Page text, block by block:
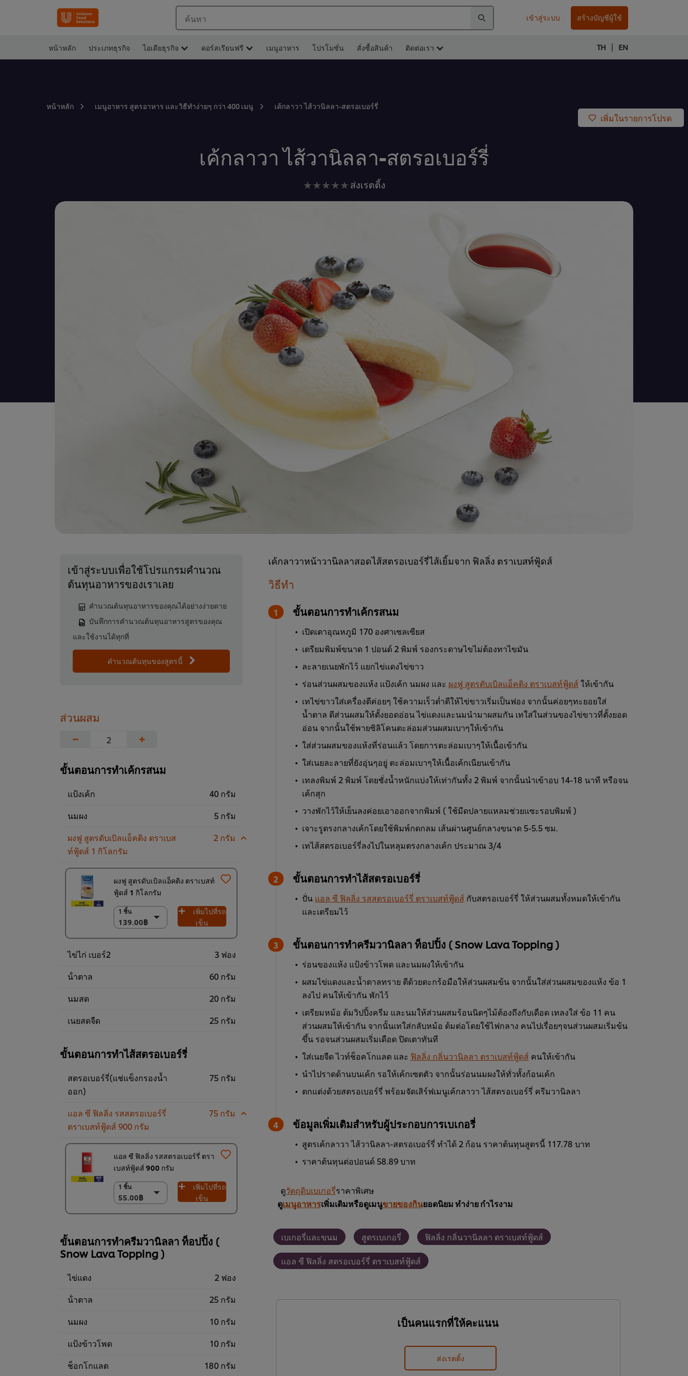
ค้นหา เข้าสู่ระบบ สร้างบัญชีผู้ใช้
หน้าหลัก ประเภทธุรกิจ ไอเดียธุรกิจ คอร์สเรียนฟรี เมนูอาหาร โปรโมชั่น สั่งซื้อสินค้า ติดต่อเรา TH | EN
หน้าหลัก เมนูอาหาร สูตรอาหาร และวิธีทำง่ายๆ กว่า 400 เมนู เค้กลาวา ไส้วานิลลา-สตรอเบอร์รี่
เพิ่มในรายการโปรด
เค้กลาวา ไส้วานิลลา-สตรอเบอร์รี่
ไม่มี
นี้
ส่งเรตติ้ง
เข้าสู่ระบบเพื่อใช้โปรแกรมคำนวณ
ต้นทุนอาหารของเราเลย
คำนวณต้นทุนอาหารของคุณได้อย่างง่ายดาย
บันทึกการคำนวณต้นทุนอาหารสูตรของคุณ
และใช้งานได้ทุกที่
คำนวณต้นทุนของสูตรนี้
ส่วนผสม
−
+
ขั้นตอนการทำเค้กรสนม
แป้งเค้ก
40 กรัม
นมผง
5 กรัม
ผงฟู สูตรดับเบิลแอ็คติง ตราเบส
ท์ฟู้ดส์ 1 กิโลกรัม
2 กรัม
ผงฟู สูตรดับเบิลแอ็คติง ตราเบสท์
ฟู้ดส์ 1 กิโลกรัม
1 ชิ้น
139.00฿
1 ชิ้น
139.00฿
เพิ่มไปที่รถ
เข็น
ไข่ไก่ เบอร์2
3 ฟอง
น้ําตาล
60 กรัม
นมสด
20 กรัม
เนยสดจืด
25 กรัม
ขั้นตอนการทำไส้สตรอเบอร์รี่
สตรอเบอร์รี่(แช่แข็งกรองน้ำ
ออก)
75 กรัม
แอล ซี ฟิลลิ่ง รสสตรอเบอร์รี่
ตราเบสท์ฟู้ดส์ 900 กรัม
75 กรัม
แอล ซี ฟิลลิ่ง รสสตรอเบอร์รี่ ตรา
เบสท์ฟู้ดส์ 900 กรัม
1 ชิ้น
55.00฿
1 ชิ้น
55.00฿
เพิ่มไปที่รถ
เข็น
ขั้นตอนการทำครีมวานิลลา ท็อปปิ้ง (
Snow Lava Topping )
ไข่แดง
2 ฟอง
น้ําตาล
25 กรัม
นมผง
10 กรัม
แป้งข้าวโพด
10 กรัม
ช็อกโกแลต
180 กรัม
เค้กลาวาหน้าวานิลลาสอดไส้สตรอเบอร์รี่ไส้เยิ้มจาก ฟิลลิ่ง ตราเบสท์ฟู้ดส์
วิธีทำ
ขั้นตอนการทำเค้กรสนม
เปิดเตาอุณหภูมิ 170 องศาเซลเซียส
เตรียมพิมพ์ขนาด 1 ปอนด์ 2 พิมพ์ รองกระดาษไขไม่ต้องทาไขมัน
ละลายเนยพักไว้ แยกไข่แดงไข่ขาว
ร่อนส่วนผสมของแห้ง แป้งเค้ก นมผง และ ผงฟู สูตรดับเบิลแอ็คติง ตราเบสท์ฟู้ดส์ ให้เข้ากัน
เทไข่ขาวใส่เครื่องตีค่อยๆ ใช้ความเร็วต่ำตีให้ไข่ขาวเริ่มเป็นฟอง จากนั้นค่อยๆทะยอยใส่
น้ำตาล ตีส่วนผสมให้ตั้งยอดอ่อน ไข่แดงและนมนำมาผสมกัน เทใส่ในส่วนของไข่ขาวที่ตั้งยอด
อ่อน จากนั้นใช้พายซิลิโคนตะล่อมส่วนผสมเบาๆให้เข้ากัน
ใส่ส่วนผสมของแห้งที่ร่อนแล้ว โดยการตะล่อมเบาๆให้เนื้อเข้ากัน
ใส่เนยละลายที่ยังอุ่นๆอยู่ ตะล่อมเบาๆให้เนื้อเค้กเนียนเข้ากัน
เทลงพิมพ์ 2 พิมพ์ โดยชั่งน้ำหนักแบ่งให้เท่ากันทั้ง 2 พิมพ์ จากนั้นนำเข้าอบ 14-18 นาที หรือจน
เค้กสุก
วางพักไว้ให้เย็นลงค่อยเอาออกจากพิมพ์ ( ใช้มีดปลายแหลมช่วยแซะรอบพิมพ์ )
เจาะรูตรงกลางเค้กโดยใช้พิมพ์กดกลม เส้นผ่านศูนย์กลางขนาด 5-5.5 ซม.
เทไส้สตรอเบอร์รี่ลงไปในหลุมตรงกลางเค้ก ประมาณ 3/4
ขั้นตอนการทำไส้สตรอเบอร์รี่
ปั่น แอล ซี ฟิลลิ่ง รสสตรอเบอร์รี่ ตราเบสท์ฟู้ดส์ กับสตรอเบอร์รี่ ให้ส่วนผสมทั้งหมดให้เข้ากัน
และเตรียมไว้
ขั้นตอนการทำครีมวานิลลา ท็อปปิ้ง ( Snow Lava Topping )
ร่อนของแห้ง แป้งข้าวโพด และนมผงให้เข้ากัน
ผสมไข่แดงและน้ำตาลทราย ตีด้วยตะกร้อมือให้ส่วนผสมข้น จากนั้นใส่ส่วนผสมของแห้ง ข้อ 1
ลงไป คนให้เข้ากัน พักไว้
เตรียมหม้อ ต้มวิปปิ้งครีม และนมให้ส่วนผสมร้อนนิดๆไม้ต้องถึงกับเดือด เทลงใส่ ข้อ 11 คน
ส่วนผสมให้เข้ากัน จากนั้นเทใส่กลับหม้อ ต้มต่อโดยใช้ไฟกลาง คนไปเรื่อยๆจนส่วนผสมเริ่มข้น
ขึ้น รอจนส่วนผสมเริ่มเดือด ปิดเตาทันที
ใส่เนยจืด ไวท์ช็อคโกแลต และ ฟิลลิ่ง กลิ่นวานิลลา ตราเบสท์ฟู้ดส์ คนให้เข้ากัน
นำไปราดด้านบนเค้ก รอให้เค้กเซตตัว จากนั้นร่อนนมผงให้ทั่วทั้งก้อนเค้ก
ตกแต่งด้วยสตรอเบอร์รี่ พร้อมจัดเสิร์ฟเมนูเค้กลาวา ไส้สตรอเบอร์รี่ ครีมวานิลลา
ข้อมูลเพิ่มเติมสำหรับผู้ประกอบการเบเกอรี่
สูตรเค้กลาวา ไส้วานิลลา-สตรอเบอร์รี่ ทำได้ 2 ก้อน ราคาต้นทุนสูตรนี้ 117.78 บาท
ราคาต้นทุนต่อปอนด์ 58.89 บาท
ดูวัตถุดิบเบเกอรี่ราคาพิเศษ
ดูเมนูอาหารเพิ่มเติมหรือดูเมนูขายของกินยอดนิยม ทำง่าย กำไรงาม
เบเกอรี่และขนม สูตรเบเกอรี่ ฟิลลิ่ง กลิ่นวานิลลา ตราเบสท์ฟู้ดส์
แอล ซี ฟิลลิ่ง สตรอเบอร์รี่ ตราเบสท์ฟู้ดส์
เป็นคนแรกที่ให้คะแนน
ส่งเรตติ้ง